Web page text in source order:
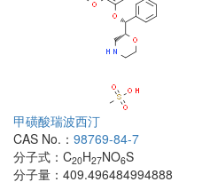
甲磺酸瑞波西汀
CAS No.： 98769-84-7
分子式： C20H27NO6S
分子量： 409.496484994888